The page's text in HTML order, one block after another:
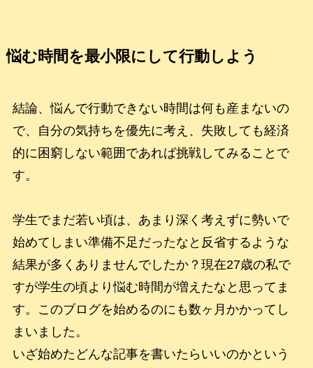
悩む時間を最小限にして行動しよう
結論、悩んで行動できない時間は何も産まないの
で、自分の気持ちを優先に考え、失敗しても経済
的に困窮しない範囲であれば挑戦してみることで
す。
学生でまだ若い頃は、あまり深く考えずに勢いで
始めてしまい準備不足だったなと反省するような
結果が多くありませんでしたか？現在27歳の私で
すが学生の頃より悩む時間が増えたなと思ってま
す。このブログを始めるのにも数ヶ月かかってし
まいました。
いざ始めたどんな記事を書いたらいいのかという